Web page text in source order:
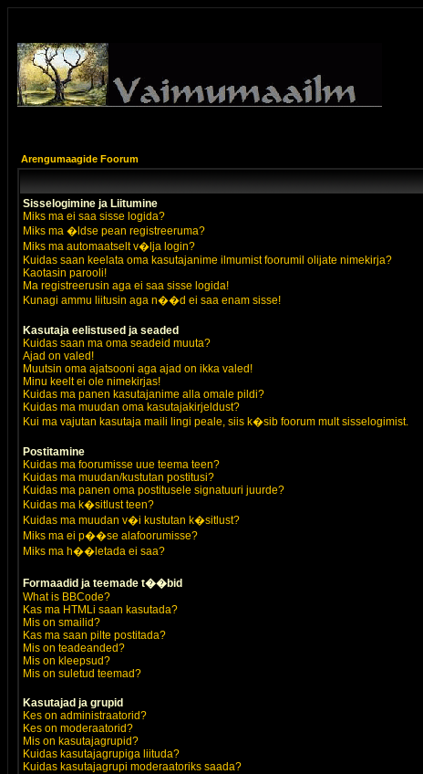
Arengumaagide Foorum
Sisselogimine ja Liitumine
Miks ma ei saa sisse logida?
Miks ma �ldse pean registreeruma?
Miks ma automaatselt v�lja login?
Kuidas saan keelata oma kasutajanime ilmumist foorumil olijate nimekirja?
Kaotasin parooli!
Ma registreerusin aga ei saa sisse logida!
Kunagi ammu liitusin aga n��d ei saa enam sisse!
Kasutaja eelistused ja seaded
Kuidas saan ma oma seadeid muuta?
Ajad on valed!
Muutsin oma ajatsooni aga ajad on ikka valed!
Minu keelt ei ole nimekirjas!
Kuidas ma panen kasutajanime alla omale pildi?
Kuidas ma muudan oma kasutajakirjeldust?
Kui ma vajutan kasutaja maili lingi peale, siis k�sib foorum mult sisselogimist.
Postitamine
Kuidas ma foorumisse uue teema teen?
Kuidas ma muudan/kustutan postitusi?
Kuidas ma panen oma postitusele signatuuri juurde?
Kuidas ma k�sitlust teen?
Kuidas ma muudan v�i kustutan k�sitlust?
Miks ma ei p��se alafoorumisse?
Miks ma h��letada ei saa?
Formaadid ja teemade t��bid
What is BBCode?
Kas ma HTMLi saan kasutada?
Mis on smailid?
Kas ma saan pilte postitada?
Mis on teadeanded?
Mis on kleepsud?
Mis on suletud teemad?
Kasutajad ja grupid
Kes on administraatorid?
Kes on moderaatorid?
Mis on kasutajagrupid?
Kuidas kasutajagrupiga liituda?
Kuidas kasutajagrupi moderaatoriks saada?